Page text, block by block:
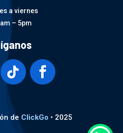
a viernes
– 5pm
de ClickGo • 2025